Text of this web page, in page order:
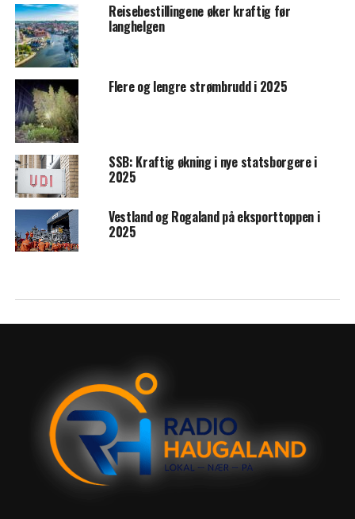
Reisebestillingene øker kraftig før
langhelgen
Flere og lengre strømbrudd i 2025
SSB: Kraftig økning i nye statsborgere i
2025
Vestland og Rogaland på eksporttoppen i
2025